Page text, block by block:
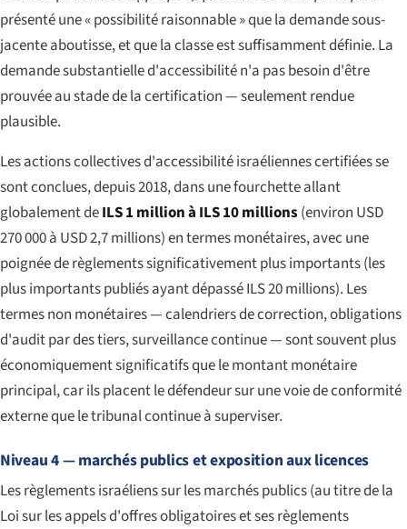
présenté une « possibilité raisonnable » que la demande sous-
jacente aboutisse, et que la classe est suffisamment définie. La
demande substantielle d'accessibilité n'a pas besoin d'être
prouvée au stade de la certification — seulement rendue
plausible.
Les actions collectives d'accessibilité israéliennes certifiées se
sont conclues, depuis 2018, dans une fourchette allant
globalement deILS 1 million à ILS 10 millions (environ USD
270 000 à USD 2,7 millions) en termes monétaires, avec une
poignée de règlements significativement plus importants (les
plus importants publiés ayant dépassé ILS 20 millions). Les
termes non monétaires — calendriers de correction, obligations
d'audit par des tiers, surveillance continue — sont souvent plus
économiquement significatifs que le montant monétaire
principal, car ils placent le défendeur sur une voie de conformité
externe que le tribunal continue à superviser.
Niveau 4 — marchés publics et exposition aux licences
Les règlements israéliens sur les marchés publics (au titre de la
Loi sur les appels d'offres obligatoires et ses règlements